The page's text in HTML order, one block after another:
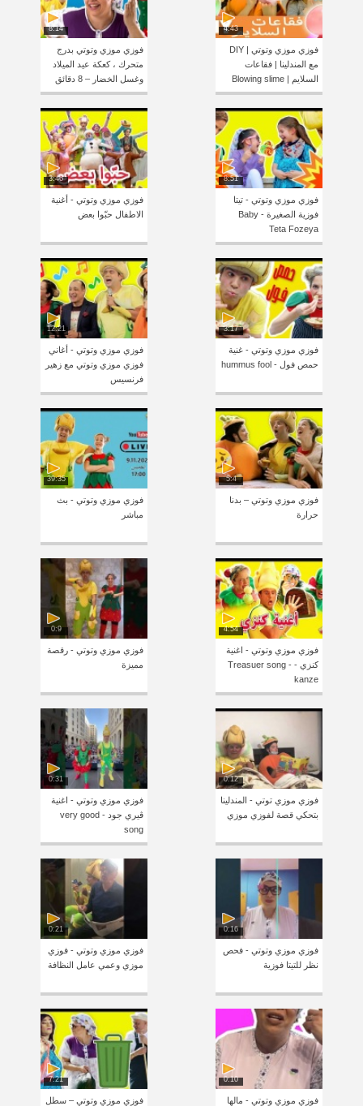
4:43
فوزي موزي وتوتي | DIY
مع المندلينا | فقاعات
السلايم | Blowing slime
8:14
فوزي موزي وتوتي بدرج
متحرك ، كعكة عيد الميلاد
وغسل الخضار – 8 دقائق
8:51
فوزي موزي وتوتي - تيتا
فوزية الصغيرة - Baby
Teta Fozeya
3:46
فوزي موزي وتوتي - أغنية
الاطفال حبّوا بعض
3:17
فوزي موزي وتوتي - غنية
حمص فول - hummus fool
12:21
فوزي موزي وتوتي - أغاني
فوزي موزي وتوتي مع زهير
فرنسيس
5:4
فوزي موزي وتوتي – بدنا
حرارة
39:35
فوزي موزي وتوتي - بث
مباشر
4:54
فوزي موزي وتوتي - اغنية
كنزي - Treasuer song -
kanze
0:9
فوزي موزي وتوتي - رقصة
مميزة
0:12
فوزي موزي توتي - المندلينا
بتحكي قصة لفوزي موزي
0:31
فوزي موزي وتوتي - اغنية
ڤيري جود - very good
song
0:16
فوزي موزي وتوتي - فحص
نظر للتيتا فوزية
0:21
فوزي موزي وتوتي - فوزي
موزي وعمي عامل النظافة
0:10
فوزي موزي وتوتي - مالها
7:21
فوزي موزي وتوتي – سطل